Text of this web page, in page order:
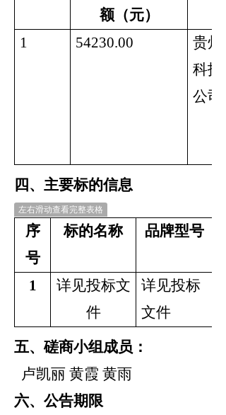
额（元）
1 54230.00
贵州
科技
公司
四、主要标的信息
左右滑动查看完整表格
序
号
标的名称 品牌型号
1
详见投标文
件
详见投标
文件
五、磋商小组成员：
卢凯丽 黄霞 黄雨
六、公告期限